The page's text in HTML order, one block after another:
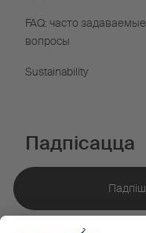
FAQ: часто задаваемые
вопросы
Sustainability
Падпісацца